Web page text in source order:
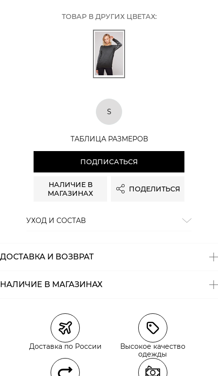
ТОВАР В ДРУГИХ ЦВЕТАХ:
S
ТАБЛИЦА РАЗМЕРОВ
ПОДПИСАТЬСЯ
НАЛИЧИЕ В
МАГАЗИНАХ
ПОДЕЛИТЬСЯ
УХОД И СОСТАВ
ДОСТАВКА И ВОЗВРАТ
Курьерская доставка СДЭК
Самовывоз из пункта выдачи СДЭК
Самовывоз из наших магазинов
НАЛИЧИЕ В МАГАЗИНАХ
Доставка по России
Высокое качество
одежды